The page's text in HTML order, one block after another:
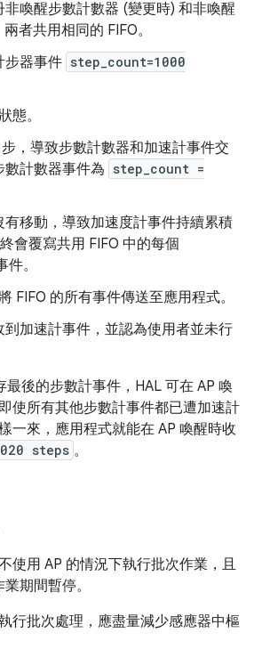
非喚醒步數計數器 (變更時) 和非喚醒
者共用相同的 FIFO。
步器事件 step_count=1000
態。
，導致步數計數器和加速計事件交
計數器事件為 step_count =
有移動，導致加速度計事件持續累積
會覆寫共用 FIFO 中的每個
件。
FIFO 的所有事件傳送至應用程式。
到加速計事件，並認為使用者並未行
最後的步數計事件，HAL 可在 AP 喚
使所有其他步數計事件都已遭加速計
一來，應用程式就能在 AP 喚醒時收
steps 。
使用 AP 的情況下執行批次作業，且
期間暫停。
行批次處理，應盡量減少感應器中樞